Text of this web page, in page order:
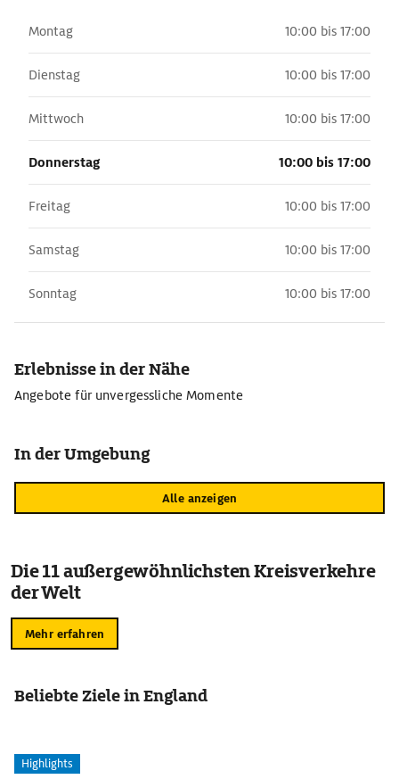
Montag 10:00 bis 17:00
Dienstag 10:00 bis 17:00
Mittwoch 10:00 bis 17:00
Donnerstag 10:00 bis 17:00
Freitag 10:00 bis 17:00
Samstag 10:00 bis 17:00
Sonntag 10:00 bis 17:00
Erlebnisse in der Nähe
Angebote für unvergessliche Momente
In der Umgebung
Alle anzeigen
Die 11 außergewöhnlichsten Kreisverkehre
der Welt
Mehr erfahren
Beliebte Ziele in England
Highlights